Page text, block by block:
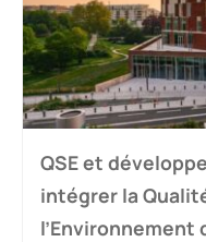
QSE et
intégrer la